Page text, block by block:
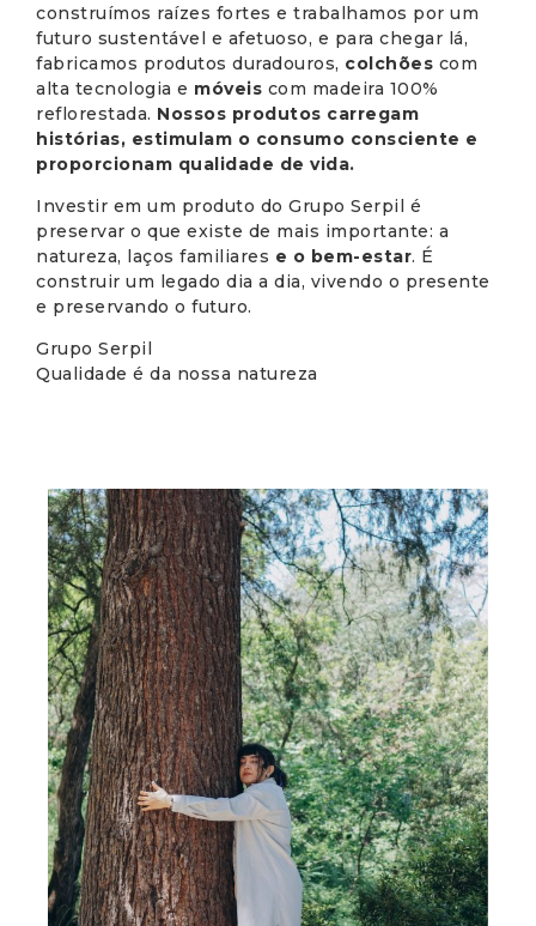
construímos raízes fortes e trabalhamos por um
futuro sustentável e afetuoso, e para chegar lá,
fabricamos produtos duradouros, colchões com
alta tecnologia e móveis com madeira 100%
reflorestada. Nossos produtos carregam
histórias, estimulam o consumo consciente e
proporcionam qualidade de vida.
Investir em um produto do Grupo Serpil é
preservar o que existe de mais importante: a
natureza, laços familiares e o bem-estar. É
construir um legado dia a dia, vivendo o presente
e preservando o futuro.
Grupo Serpil
Qualidade é da nossa natureza